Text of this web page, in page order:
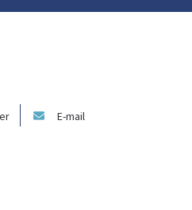
E-mail